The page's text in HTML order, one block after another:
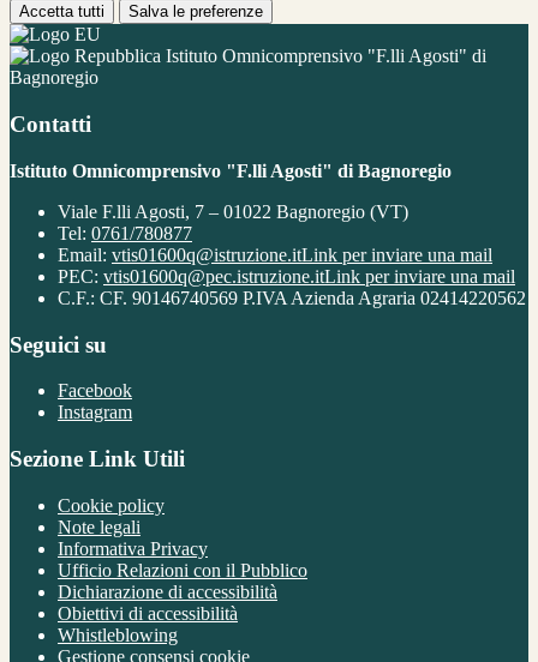
Accetta tutti Salva le preferenze
Istituto Omnicomprensivo "F.lli Agosti" di
Bagnoregio
Contatti
Istituto Omnicomprensivo "F.lli Agosti" di Bagnoregio
Viale F.lli Agosti, 7 – 01022 Bagnoregio (VT)
Tel: 0761/780877
Email: vtis01600q@istruzione.itLink per inviare una mail
PEC: vtis01600q@pec.istruzione.itLink per inviare una mail
C.F.: CF. 90146740569 P.IVA Azienda Agraria 02414220562
Seguici su
Facebook
Instagram
Sezione Link Utili
Cookie policy
Note legali
Informativa Privacy
Ufficio Relazioni con il Pubblico
Dichiarazione di accessibilità
Obiettivi di accessibilità
Whistleblowing
Gestione consensi cookie